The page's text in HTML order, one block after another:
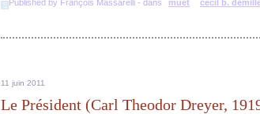
Published by François Massarelli - dans muet cecil b.
11 juin 2011
Le Président (Carl Theodor Dreyer,